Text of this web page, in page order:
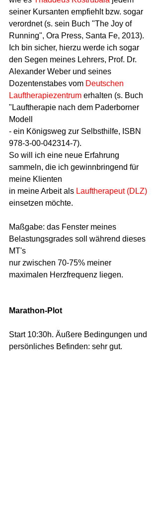
seiner Kursanten empfiehlt bzw. sogar
verordnet (s. sein Buch "The Joy of
Running", Ora Press, Santa Fe, 2013).
Ich bin sicher, hierzu werde ich sogar
den Segen meines Lehrers, Prof. Dr.
Alexander Weber und seines
Dozentenstabes vom Deutschen
Lauftherapiezentrum erhalten (s. Buch
"Lauftherapie nach dem Paderborner
Modell
- ein Königsweg zur Selbsthilfe, ISBN
978-3-00-042314-7).
So will ich eine neue Erfahrung
sammeln, die ich gewinnbringend für
meine Klienten
in meine Arbeit als Lauftherapeut (DLZ)
einsetzen möchte.
Maßgabe: das Fenster meines
Belastungsgrades soll während dieses
MT's
nur zwischen 70-75% meiner
maximalen Herzfrequenz liegen.
Marathon-Plot
Start 10:30h. Äußere Bedingungen und
persönliches Befinden: sehr gut.